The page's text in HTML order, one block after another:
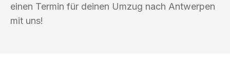
einen Termin für deinen Umzug nach Antwerpen
mit uns!